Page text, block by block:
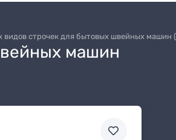
видов строчек для бытовых швейных машин
машин